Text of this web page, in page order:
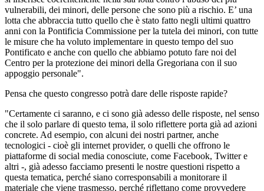
vulnerabili, dei minori, delle persone che sono più a rischio. E’ una
lotta che abbraccia tutto quello che è stato fatto negli ultimi quattro
anni con la Pontificia Commissione per la tutela dei minori, con tutte
le misure che ha voluto implementare in questo tempo del suo
Pontificato e anche con quello che abbiamo potuto fare noi del
Centro per la protezione dei minori della Gregoriana con il suo
appoggio personale".
Pensa che questo congresso potrà dare delle risposte rapide?
"Certamente ci saranno, e ci sono già adesso delle risposte, nel senso
che il solo parlare di questo tema, il solo riflettere porta già ad azioni
concrete. Ad esempio, con alcuni dei nostri partner, anche
tecnologici - cioè gli internet provider, o quelli che offrono le
piattaforme di social media conosciute, come Facebook, Twitter e
altri -, già adesso facciamo presenti le nostre questioni rispetto a
questa tematica, perché siano corresponsabili a monitorare il
materiale che viene trasmesso, perché riflettano come provvedere